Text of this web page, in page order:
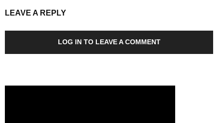
LEAVE A REPLY
LOG IN TO LEAVE A COMMENT